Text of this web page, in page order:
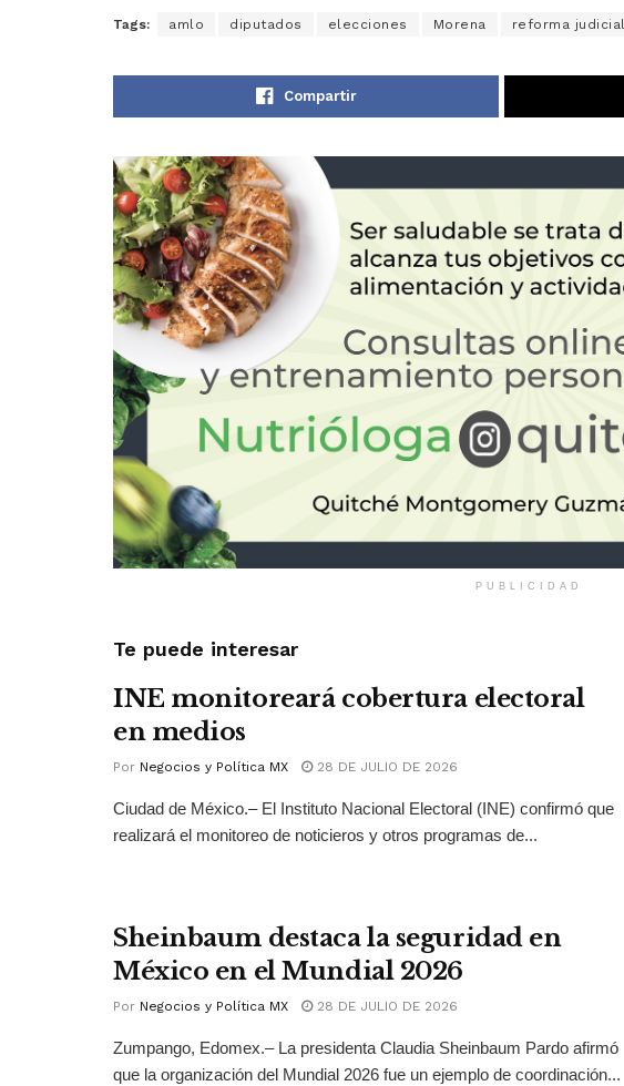
Tags: amlo diputados elecciones Morena reforma judicial
Compartir
PUBLICIDAD
Te puede interesar
INE monitoreará cobertura electoral
en medios
Por Negocios y Política MX 28 DE JULIO DE 2026
Ciudad de México.– El Instituto Nacional Electoral (INE) confirmó que
realizará el monitoreo de noticieros y otros programas de...
Sheinbaum destaca la seguridad en
México en el Mundial 2026
Por Negocios y Política MX 28 DE JULIO DE 2026
Zumpango, Edomex.– La presidenta Claudia Sheinbaum Pardo afirmó
que la organización del Mundial 2026 fue un ejemplo de coordinación...